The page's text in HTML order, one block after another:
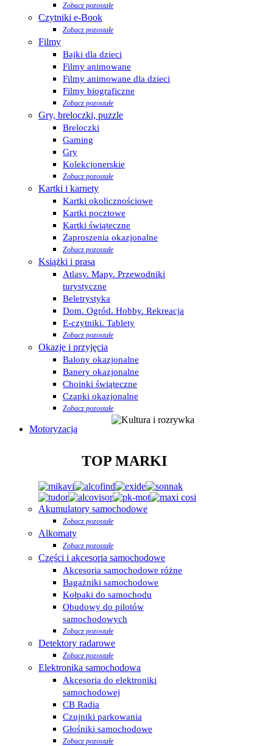
Zobacz pozostałe
Czytniki e-Book
Zobacz pozostałe
Filmy
Bajki dla dzieci
Filmy animowane
Filmy animowane dla dzieci
Filmy biograficzne
Zobacz pozostałe
Gry, breloczki, puzzle
Breloczki
Gaming
Gry
Kolekcjonerskie
Zobacz pozostałe
Kartki i karnety
Kartki okolicznościowe
Kartki pocztowe
Kartki świąteczne
Zaproszenia okazjonalne
Zobacz pozostałe
Książki i prasa
Atlasy. Mapy. Przewodniki
turystyczne
Beletrystyka
Dom. Ogród. Hobby. Rekreacja
E-czytniki. Tablety
Zobacz pozostałe
Okazje i przyjęcia
Balony okazjonalne
Banery okazjonalne
Choinki świąteczne
Czapki okazjonalne
Zobacz pozostałe
Motoryzacja
TOP MARKI
Akumulatory samochodowe
Zobacz pozostałe
Alkomaty
Zobacz pozostałe
Części i akcesoria samochodowe
Akcesoria samochodowe różne
Bagażniki samochodowe
Kołpaki do samochodu
Obudowy do pilotów
samochodowych
Zobacz pozostałe
Detektory radarowe
Zobacz pozostałe
Elektronika samochodowa
Akcesoria do elektroniki
samochodowej
CB Radia
Czujniki parkowania
Głośniki samochodowe
Zobacz pozostałe